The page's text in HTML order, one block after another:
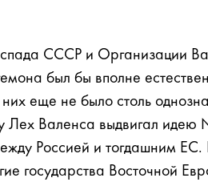
СССР и Организации
был бы вполне
них еще не было столь
Лех Валенса выдвигал идею
Россией и тогдашним
государства Восточной